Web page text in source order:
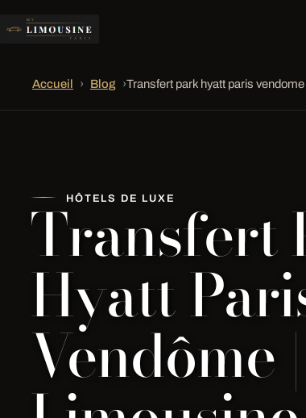
Accueil › Blog ›Transfert park hyatt paris vendome
HÔTELS DE LUXE
Transfert
Hyatt
Vendôme